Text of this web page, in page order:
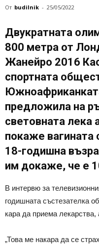
От budilnik - 25/05/2022
Двукратната
800 метра от
Жанейро 2016
спортната
предложила на
световната лека
покаже вагината
18-годишна
им докаже, че е
В интервю за
годишната състезателка
кара да приема лекарства,
„Това ме накара да се